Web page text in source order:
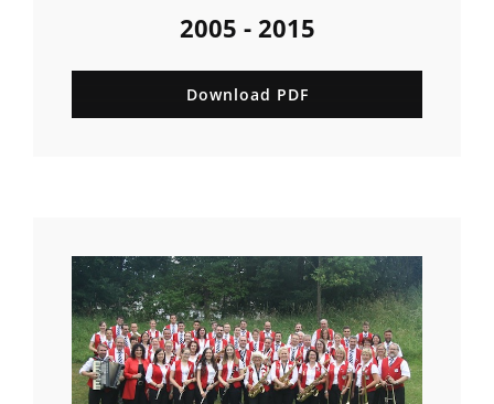
2005 - 2015
Download PDF